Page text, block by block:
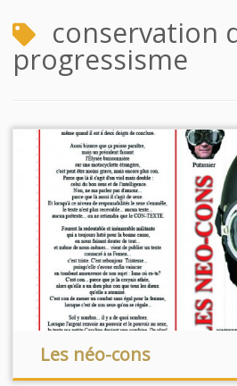
conservation
progressisme
Les néo-cons